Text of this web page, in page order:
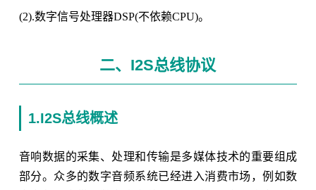
(2).数字信号处理器DSP(不依赖CPU)。
二、I2S总线协议
1.I2S总线概述
音响数据的采集、处理和传输是多媒体技术的重要组成
部分。众多的数字音频系统已经进入消费市场，例如数